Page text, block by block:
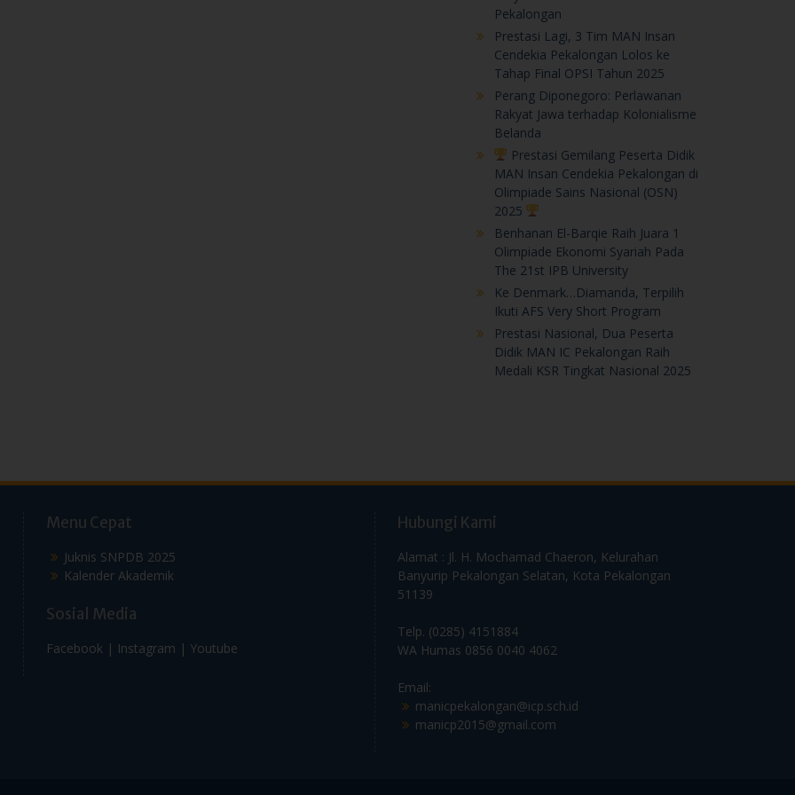
Pekalongan
Prestasi Lagi, 3 Tim MAN Insan
Cendekia Pekalongan Lolos ke
Tahap Final OPSI Tahun 2025
Perang Diponegoro: Perlawanan
Rakyat Jawa terhadap Kolonialisme
Belanda
Prestasi Gemilang Peserta Didik
MAN Insan Cendekia Pekalongan di
Olimpiade Sains Nasional (OSN)
2025
Benhanan El-Barqie Raih Juara 1
Olimpiade Ekonomi Syariah Pada
The 21st IPB University
Ke Denmark…Diamanda, Terpilih
Ikuti AFS Very Short Program
Prestasi Nasional, Dua Peserta
Didik MAN IC Pekalongan Raih
Medali KSR Tingkat Nasional 2025
Menu Cepat
Juknis SNPDB 2025
Kalender Akademik
Sosial Media
Facebook | Instagram | Youtube
Hubungi Kami
Alamat : Jl. H. Mochamad Chaeron, Kelurahan
Banyurip Pekalongan Selatan, Kota Pekalongan
51139
Telp. (0285) 4151884
WA Humas 0856 0040 4062
Email:
manicpekalongan@icp.sch.id
manicp2015@gmail.com